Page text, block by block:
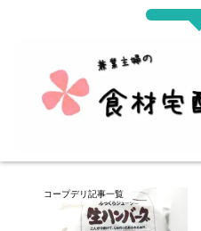
コープデリ記事一覧